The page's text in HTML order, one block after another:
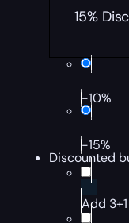
15%
-10%
-15%
Discounted
Add